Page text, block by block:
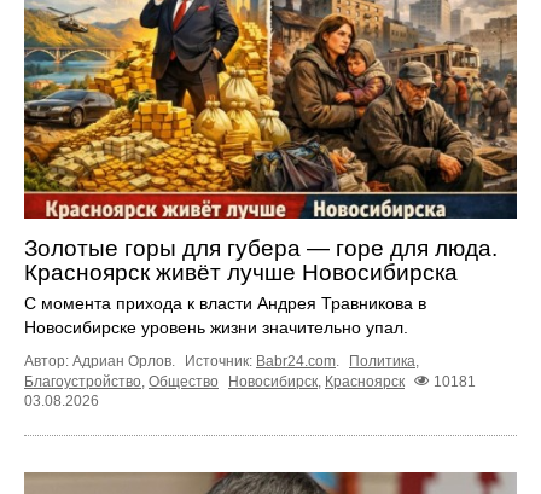
Золотые горы для губера — горе для люда.
Красноярск живёт лучше Новосибирска
С момента прихода к власти Андрея Травникова в
Новосибирске уровень жизни значительно упал.
Автор: Адриан Орлов. Источник: Babr24.com. Политика,
Благоустройство, Общество Новосибирск, Красноярск
10181
03.08.2026